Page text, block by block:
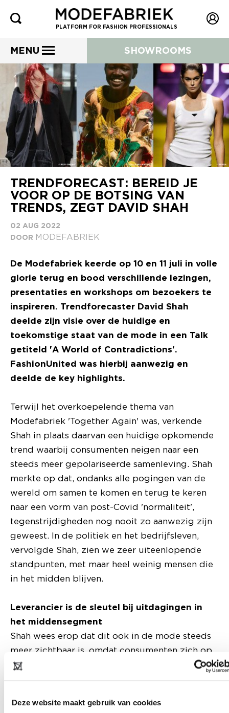
Deze website maakt gebruik van cookies
PLATFORM FOR FASHION PROFESSIONALS
MENU SHOWROOMS
TRENDFORECAST: BEREID JE
VOOR OP DE BOTSING VAN
TRENDS, ZEGT DAVID SHAH
02 AUG 2022
DOOR MODEFABRIEK
De Modefabriek keerde op 10 en 11 juli in volle
glorie terug en bood verschillende lezingen,
presentaties en workshops om bezoekers te
inspireren. Trendforecaster David Shah
deelde zijn visie over de huidige en
toekomstige staat van de mode in een Talk
getiteld 'A World of Contradictions'.
FashionUnited was hierbij aanwezig en
deelde de key highlights.
Terwijl het overkoepelende thema van
Modefabriek 'Together Again' was, verkende
Shah in plaats daarvan een huidige opkomende
trend waarbij consumenten neigen naar een
steeds meer gepolariseerde samenleving. Shah
merkte op dat, ondanks alle pogingen van de
wereld om samen te komen en terug te keren
naar een vorm van post-Covid 'normaliteit',
tegenstrijdigheden nog nooit zo aanwezig zijn
geweest. In de politiek en het bedrijfsleven,
vervolgde Shah, zien we zeer uiteenlopende
standpunten, met maar heel weinig mensen die
in het midden blijven.
Leverancier is de sleutel bij uitdagingen in
het middensegment
Shah wees erop dat dit ook in de mode steeds
meer zichtbaar is, omdat consumenten zich op
massamerken of op topmerken richten,
blijven aanspreken. Shah benadrukte dat een